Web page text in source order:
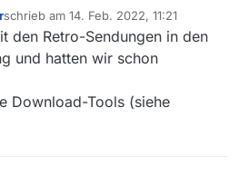
Kinderlandverschickung aus Berlin
www.ardmediathek.de/video/wdr-
heute/mit-der-
aus-berlin-ins-
auch in der MediathekView Online-
Hilfe!
schrieb am 14. Feb. 2022, 11:21
zuletzt editiert von
den Retro-Sendungen in den
und hatten wir schon
Download-Tools (siehe